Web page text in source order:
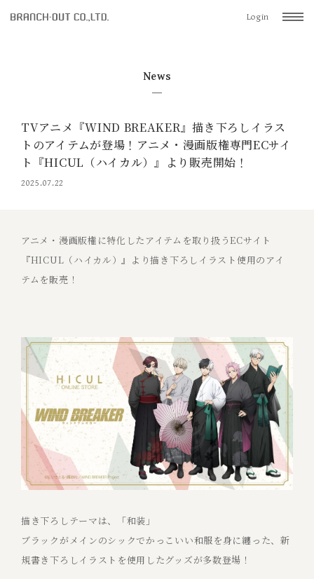
Login
News
TVアニメ『WIND BREAKER』描き下ろしイラス
トのアイテムが登場！アニメ・漫画版権専門ECサイ
ト『HICUL（ハイカル）』より販売開始！
2025.07.22
アニメ・漫画版権に特化したアイテムを取り扱うECサイト
『HICUL（ハイカル）』より描き下ろしイラスト使用のアイ
テムを販売！
描き下ろしテーマは、「和装」
ブラックがメインのシックでかっこいい和服を身に纏った、新
規書き下ろしイラストを使用したグッズが多数登場！